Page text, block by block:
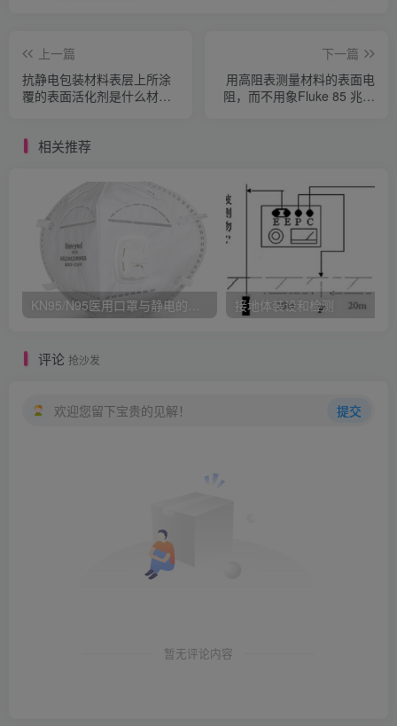
上一篇
抗静电包装材料表层上所涂
覆的表面活化剂是什么材
下一篇
用高阻表测量材料的表面电
阻，而不用象Fluke 85 兆欧
相关推荐
KN95/N95医用口罩与静电的秘密关系 接地体装设和检测
评论 抢沙发
欢迎您留下宝贵的见解！ 提交
暂无评论内容